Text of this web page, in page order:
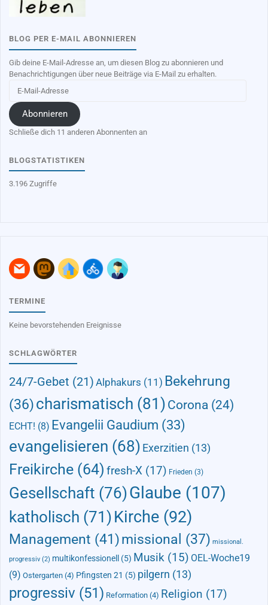
BLOG PER E-MAIL ABONNIEREN
Gib deine E-Mail-Adresse an, um diesen Blog zu abonnieren und
Benachrichtigungen über neue Beiträge via E-Mail zu erhalten.
Mail-
Adresse
Abonnieren
Schließe dich 11 anderen Abonnenten an
BLOGSTATISTIKEN
3.196 Zugriffe
TERMINE
Keine bevorstehenden Ereignisse
SCHLAGWÖRTER
24/7-Gebet (21) Alphakurs (11) Bekehrung
(36)charismatisch (81) Corona (24)
ECHT! (8) Evangelii Gaudium (33)
evangelisieren (68) Exerzitien (13)
Freikirche (64) fresh-X (17) Frieden (3)
Gesellschaft (76)Glaube (107)
katholisch (71) Kirche (92)
Management (41)missional (37) missional.
progressiv (2) multikonfessionell (5) Musik (15) OEL-Woche19
(9) Ostergarten (4) Pfingsten 21 (5) pilgern (13)
progressiv (51) Reformation (4) Religion (17)